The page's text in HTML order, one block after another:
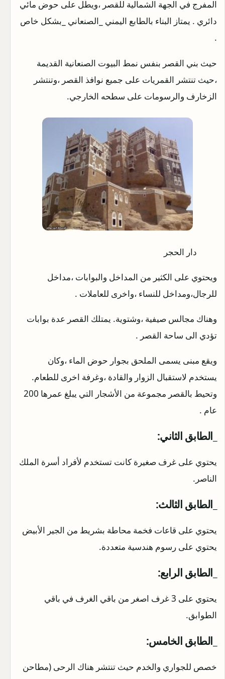
المفرج في الجهة الشمالية للقصر ،ويطل على حوض مائي
دائري . يمتاز البناء بالطابع اليمني _الصنعاني _بشكل خاص
.
حيث بني القصر بنفس نمط البيوت الصنعانية القديمة
،حيث تنتشر القمريات على جميع نوافذ القصر ،وتنتشر
الزخارف والرسومات على سطحه الخارجي.
دار الحجر
ويحتوي على الكثير من المداخل والبوابات ،مداخل
للرجال،ومداخل للنساء ،واخرى للعاملات .
وهناك مجالس صيفية ،وشتوية. يمتلك القصر عدة بوابات
تؤدي الى ساحة القصر .
ويقع مبنى يسمى الملحق بجوار حوض الماء ،وكان
يستخدم لاستقبال الزوار والقادة ،وغرفة اخرى للطعام.
وتحيط بالقصر مجموعة من الأشجار التي يبلغ عمرها 200
عام .
_الطابق الثاني:
يحتوي على غرف صغيرة كانت تستخدم لأفراد أسرة الملك
الناصر.
_الطابق الثالث:
يحتوي على قاعات فخمة محاطة بشريط من الجير الأبيض
يحتوي على رسوم هندسية متعددة.
_الطابق الرابع:
يحتوي على 3 غرف اصغر من باقي الغرف في باقي
الطوابق.
_الطابق الخامس:
خصص للجواري والخدم حيث تنتشر هناك الرحى (مطاحن